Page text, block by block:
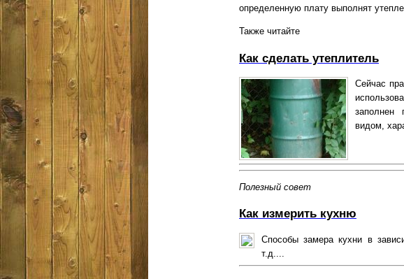
определенную плату выполнят
Также читайте
Как сделать утеплитель
Сейчас
заполнен
видом,
Полезный совет
Как измерить кухню
Способы замера кухни в
т.д....